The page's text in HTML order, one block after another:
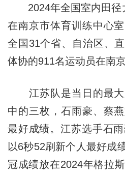
2024年全国室内田径
在南京市体育训练中心
全国31个省、自治区、
体协的911名运动员在南京
江苏队是当日的最大
中的三枚，石雨豪、蔡
最好成绩。江苏选手石
以6秒52刷新个人最好成
冠成绩放在2024年格拉